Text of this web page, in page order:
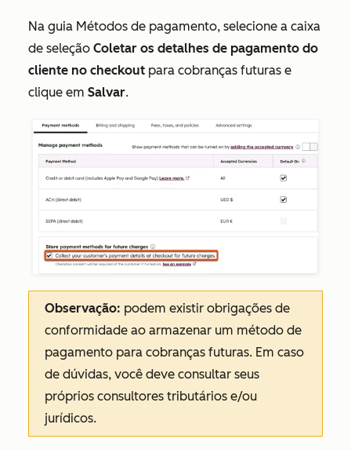
Na guia Métodos de pagamento, selecione a caixa
de seleção Coletar os detalhes de pagamento do
cliente no checkout para cobranças futuras e
clique em Salvar.
Observação: podem existir obrigações de
conformidade ao armazenar um método de
pagamento para cobranças futuras. Em caso
de dúvidas, você deve consultar seus
próprios consultores tributários e/ou
jurídicos.